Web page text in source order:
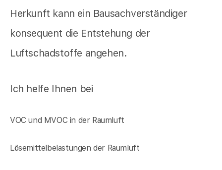
Herkunft kann ein Bausachverständiger
konsequent die Entstehung der
Luftschadstoffe angehen.
Ich helfe Ihnen bei
VOC und MVOC in der Raumluft
Lösemittelbelastungen der Raumluft